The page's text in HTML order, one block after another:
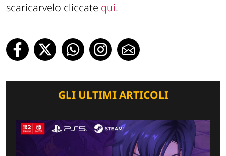
scaricarvelo cliccate qui.
GLI ULTIMI ARTICOLI